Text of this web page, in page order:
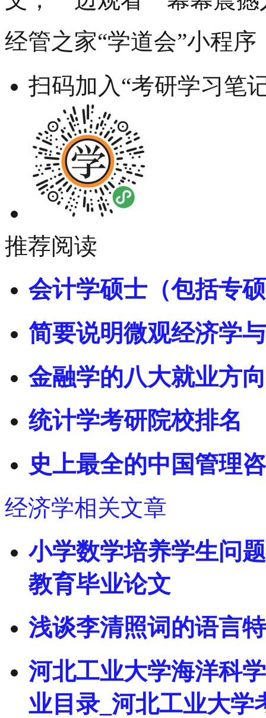
经管之家“学道会”小程序
扫码加入“考研学习笔
推荐阅读
会计学硕士（包括专
简要说明微观经济学
金融学的八大就业方
统计学考研院校排名
史上最全的中国管理
经济学相关文章
小学数学培养学生问
教育毕业论文
浅谈李清照词的语言
河北工业大学海洋科
业目录_河北工业大学